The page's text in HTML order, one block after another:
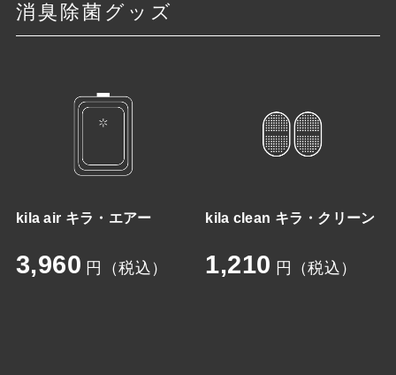
消臭除菌グッズ
kila air キラ・エアー
3,960 円（税込）
kila clean キラ・クリーン
1,210 円（税込）